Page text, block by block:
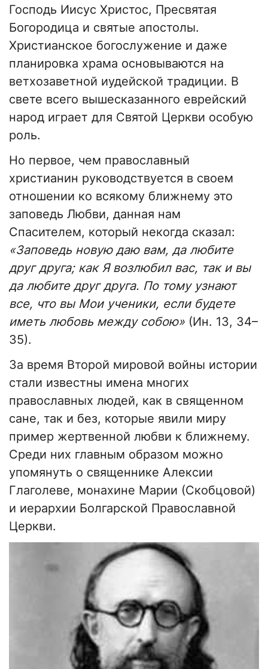
Господь Иисус Христос, Пресвятая
Богородица и святые апостолы.
Христианское богослужение и даже
планировка храма основываются на
ветхозаветной иудейской традиции. В
свете всего вышесказанного еврейский
народ играет для Святой Церкви особую
роль.
Но первое, чем православный
христианин руководствуется в своем
отношении ко всякому ближнему это
заповедь Любви, данная нам
Спасителем, который некогда сказал:
«Заповедь новую даю вам, да любите
друг друга; как Я возлюбил вас, так и вы
да любите друг друга. По тому узнают
все, что вы Мои ученики, если будете
иметь любовь между собою» (Ин. 13, 34–
35).
За время Второй мировой войны истории
стали известны имена многих
православных людей, как в священном
сане, так и без, которые явили миру
пример жертвенной любви к ближнему.
Среди них главным образом можно
упомянуть о священнике Алексии
Глаголеве, монахине Марии (Скобцовой)
и иерархии Болгарской Православной
Церкви.